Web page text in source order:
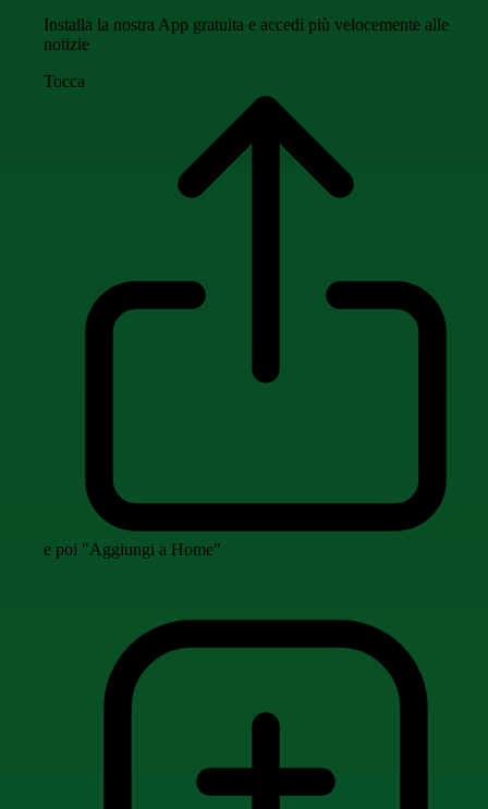
Installa la nostra App gratuita e accedi più velocemente alle
notizie
Tocca
e poi "Aggiungi a Home"